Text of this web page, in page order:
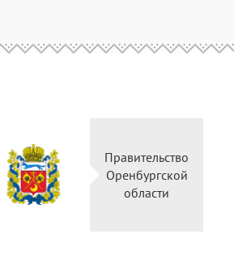
Правительство
Оренбургской
области